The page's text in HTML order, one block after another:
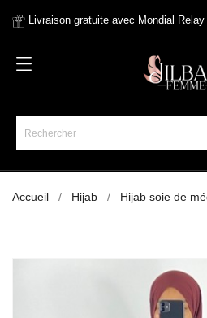
Livraison gratuite avec Mondial
Accueil Hijab Hijab soie de